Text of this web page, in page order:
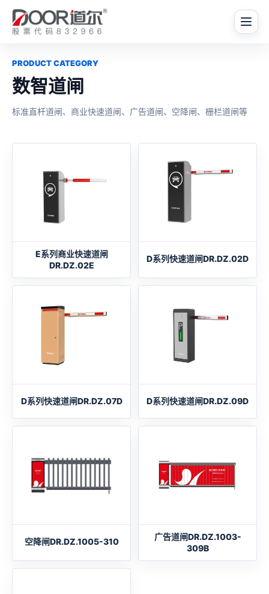
PRODUCT CATEGORY
数智道闸
标准直杆道闸、商业快速道闸、广告道闸、空降闸、栅栏道闸等
E系列商业快速道闸
DR.DZ.02E
D系列快速道闸DR.DZ.02D
D系列快速道闸DR.DZ.07D D系列快速道闸DR.DZ.09D
空降闸DR.DZ.1005-310
广告道闸DR.DZ.1003-
309B